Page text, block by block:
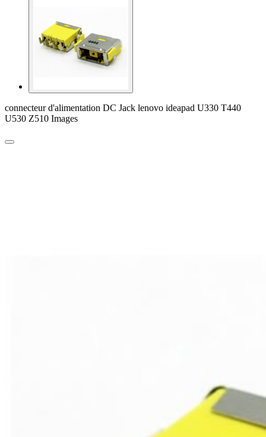
connecteur d'alimentation DC Jack lenovo ideapad U330 T440
U530 Z510 Images